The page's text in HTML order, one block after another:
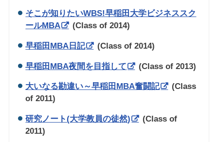
そこが知りたいWBS!早稲田大学ビジネススク
ールMBA
(Class of 2014)
早稲田MBA日記 (Class of 2014)
早稲田MBA夜間を目指して (Class of 2013)
大いなる勘違い～早稲田MBA奮闘記
(Class
of 2011)
研究ノート(大学教員の徒然)
(Class of
2011)